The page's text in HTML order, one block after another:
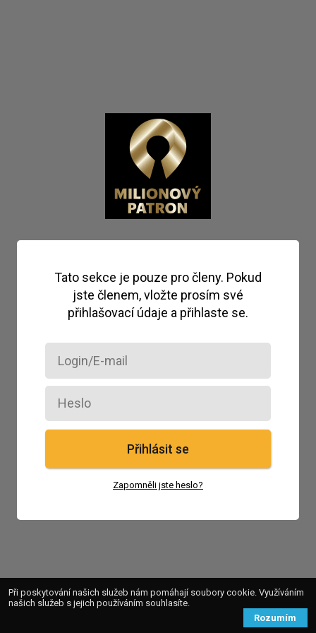
Tato sekce je pouze pro členy. Pokud
jste členem, vložte prosím své
přihlašovací údaje a přihlaste se.
Přihlásit se
Zapomněli jste heslo?
Při poskytování našich služeb nám pomáhají soubory cookie. Využíváním
našich služeb s jejich používáním souhlasíte.
Rozumím